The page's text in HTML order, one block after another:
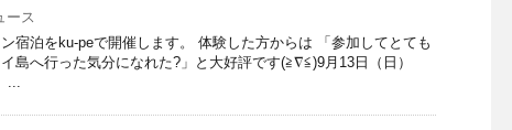
ース
宿泊をku-peで開催します。 体験した方からは 「参加してとても
島へ行った気分になれた?」と大好評です(≧∇≦)9月13日（日）
...